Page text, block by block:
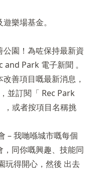
樂場基金。
園！為咗保持最新資
and Park 電子新聞 。
善項目嘅最新消息，
並訂閱「 Rec Park
或者按項目名稱挑
– 我哋喺城市嘅每個
同你嘅興趣、技能同
玩得開心，然後 出去